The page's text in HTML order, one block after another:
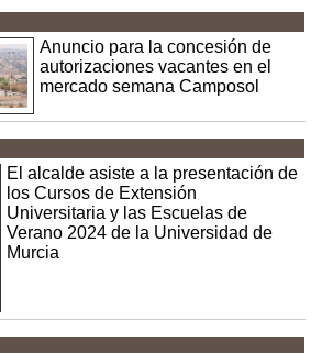
Anuncio para la concesión de
autorizaciones vacantes en el
mercado semana Camposol
El alcalde asiste a la presentación de
los Cursos de Extensión
Universitaria y las Escuelas de
Verano 2024 de la Universidad de
Murcia